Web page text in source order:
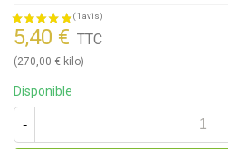
5,40 € TTC
(270,00 € kilo)
Disponible
-